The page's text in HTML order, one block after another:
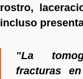
rostro,
incluso
"La
fracturas